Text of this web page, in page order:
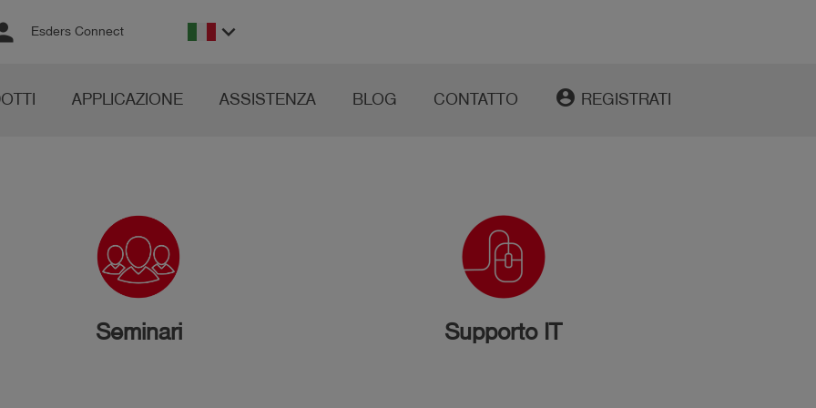
Esders Connect keyboard_arrow_down
APPLICAZIONE ASSISTENZA BLOG CONTATTO account_circle REGISTRATI
Seminari Supporto IT